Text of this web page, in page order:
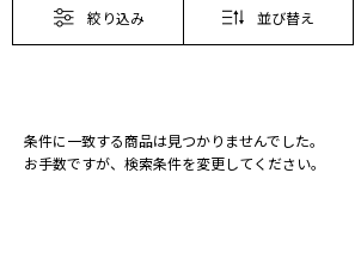
絞り込み 並び替え
条件に一致する商品は見つかりませんでした。
お手数ですが、検索条件を変更してください。